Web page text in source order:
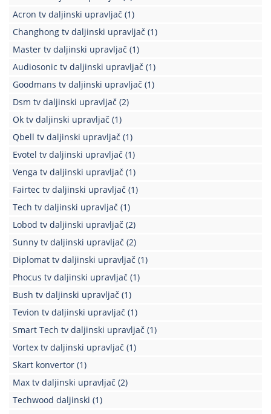
Acron tv daljinski upravljač (1)
Changhong tv daljinski upravljač (1)
Master tv daljinski upravljač (1)
Audiosonic tv daljinski upravljač (1)
Goodmans tv daljinski upravljač (1)
Dsm tv daljinski upravljač (2)
Ok tv daljinski upravljač (1)
Qbell tv daljinski upravljač (1)
Evotel tv daljinski upravljač (1)
Venga tv daljinski upravljač (1)
Fairtec tv daljinski upravljač (1)
Tech tv daljinski upravljač (1)
Lobod tv daljinski upravljač (2)
Sunny tv daljinski upravljač (2)
Diplomat tv daljinski upravljač (1)
Phocus tv daljinski upravljač (1)
Bush tv daljinski upravljač (1)
Tevion tv daljinski upravljač (1)
Smart Tech tv daljinski upravljač (1)
Vortex tv daljinski upravljač (1)
Skart konvertor (1)
Max tv daljinski upravljač (2)
Techwood daljinski (1)